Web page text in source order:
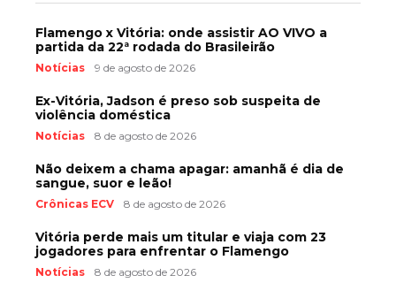
Flamengo x Vitória: onde assistir AO VIVO a
partida da 22ª rodada do Brasileirão
Notícias 9 de agosto de 2026
Ex-Vitória, Jadson é preso sob suspeita de
violência doméstica
Notícias 8 de agosto de 2026
Não deixem a chama apagar: amanhã é dia de
sangue, suor e leão!
Crônicas ECV 8 de agosto de 2026
Vitória perde mais um titular e viaja com 23
jogadores para enfrentar o Flamengo
Notícias 8 de agosto de 2026